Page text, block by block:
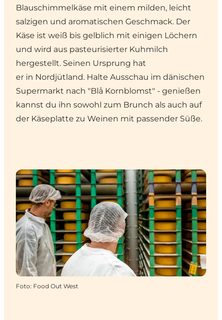
Blauschimmelkäse mit einem milden, leicht
salzigen und aromatischen Geschmack. Der
Käse ist weiß bis gelblich mit einigen Löchern
und wird aus pasteurisierter Kuhmilch
hergestellt. Seinen Ursprung hat
er in Nordjütland. Halte Ausschau im dänischen
Supermarkt nach "Blå Kornblomst" - genießen
kannst du ihn sowohl zum Brunch als auch auf
der Käseplatte zu Weinen mit passender Süße.
Foto: Food Out West